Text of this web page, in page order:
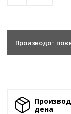
Производот
денa